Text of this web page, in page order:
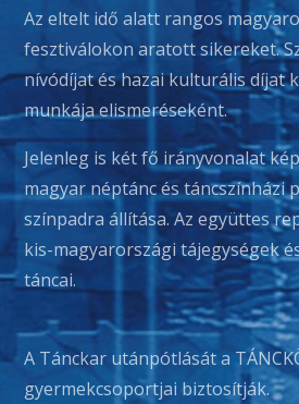
Az eltelt idő alatt rangos
fesztiválokon aratott sikereket.
nívódíjat és hazai kulturális díjat
munkája elismeréseként.
Jelenleg is két fő irányvonalat
magyar néptánc és táncszínházi
színpadra állítása. Az együttes
kis-magyarországi tájegységek
táncai.
A Tánckar utánpótlását a
gyermekcsoportjai biztosítják.